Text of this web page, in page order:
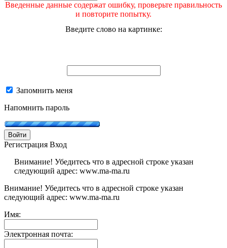
Введенные данные содержат ошибку, проверьте правильность
и повторите попытку.
Введите слово на картинке:
Запомнить меня
Напомнить пароль
Войти
Регистрация Вход
Внимание! Убедитесь что в адресной строке указан
следующий адрес: www.ma-ma.ru
Внимание! Убедитесь что в адресной строке указан
следующий адрес: www.ma-ma.ru
Имя:
Электронная почта: